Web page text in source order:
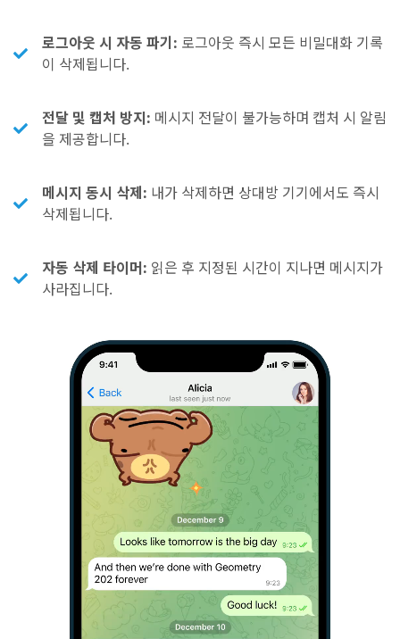
로그아웃 시 자동 파기: 로그아웃 즉시 모든 비밀대화 기록
이 삭제됩니다.
전달 및 캡처 방지: 메시지 전달이 불가능하며 캡처 시 알림
을 제공합니다.
메시지 동시 삭제: 내가 삭제하면 상대방 기기에서도 즉시
삭제됩니다.
자동 삭제 타이머: 읽은 후 지정된 시간이 지나면 메시지가
사라집니다.